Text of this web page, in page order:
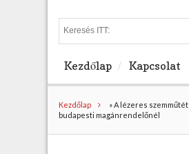
Kezdőlap Kapcsolat
Kezdőlap »A lézeres
budapesti magánrendelőnél